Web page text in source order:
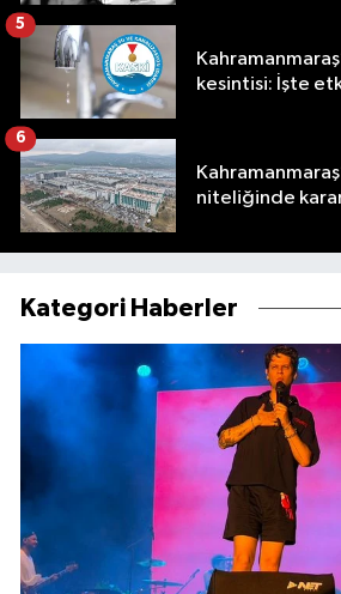
kesintisi: İşte
5
niteliğinde
6
Kategori Haberler